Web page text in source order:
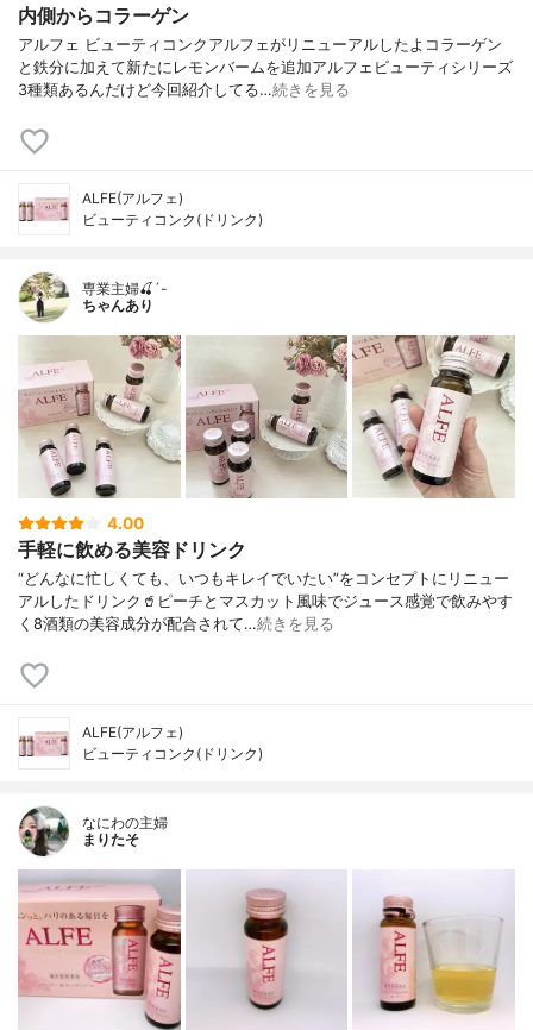
内側からコラーゲン
アルフェ ビューティコンクアルフェがリニューアルしたよコラーゲン
と鉄分に加えて新たにレモンバームを追加アルフェビューティシリーズ
3種類あるんだけど今回紹介してる…続きを見る
ALFE(アルフェ)
ビューティコンク(ドリンク)
専業主婦🍒´-
ちゃんあり
4.00
手軽に飲める美容ドリンク
“どんなに忙しくても、いつもキレイでいたい”をコンセプトにリニュー
アルしたドリンク🥤ピーチとマスカット風味でジュース感覚で飲みやす
く8酒類の美容成分が配合されて…続きを見る
ALFE(アルフェ)
ビューティコンク(ドリンク)
なにわの主婦
まりたそ